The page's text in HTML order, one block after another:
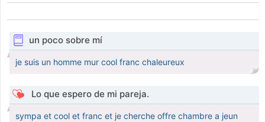
un poco sobre mí
je suis un homme mur cool franc chaleureux
Lo que espero de mi pareja.
sympa et cool et franc et je cherche offre chambre a jeun